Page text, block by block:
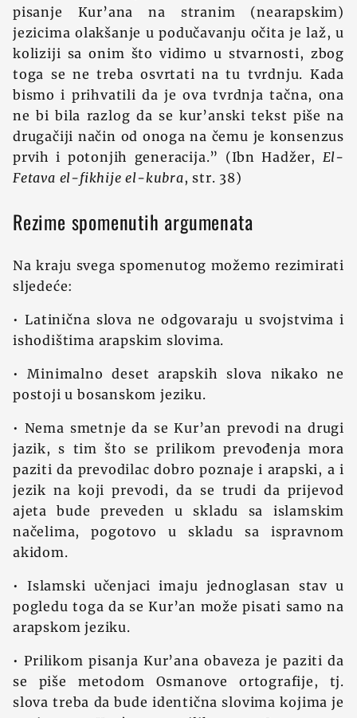
pisanje Kur’ana na stranim (nearapskim)
jezicima olakšanje u podučavanju očita je laž, u
koliziji sa onim što vidimo u stvarnosti, zbog
toga se ne treba osvrtati na tu tvrdnju. Kada
bismo i prihvatili da je ova tvrdnja tačna, ona
ne bi bila razlog da se kur’anski tekst piše na
drugačiji način od onoga na čemu je konsenzus
prvih i potonjih generacija.” (Ibn Hadžer, El-
Fetava el-fikhije el-kubra, str. 38)
Rezime spomenutih argumenata
Na kraju svega spomenutog možemo rezimirati
sljedeće:
• Latinična slova ne odgovaraju u svojstvima i
ishodištima arapskim slovima.
• Minimalno deset arapskih slova nikako ne
postoji u bosanskom jeziku.
• Nema smetnje da se Kur’an prevodi na drugi
jazik, s tim što se prilikom prevođenja mora
paziti da prevodilac dobro poznaje i arapski, a i
jezik na koji prevodi, da se trudi da prijevod
ajeta bude preveden u skladu sa islamskim
načelima, pogotovo u skladu sa ispravnom
akidom.
• Islamski učenjaci imaju jednoglasan stav u
pogledu toga da se Kur’an može pisati samo na
arapskom jeziku.
• Prilikom pisanja Kur’ana obaveza je paziti da
se piše metodom Osmanove ortografije, tj.
slova treba da bude identična slovima kojima je